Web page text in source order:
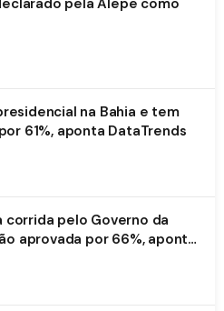
na Bahia e tem
61%, aponta DataTrends
corrida pelo Governo da
aprovada por 66%, aponta